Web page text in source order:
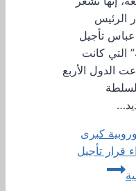
الرئيس
تأجيل
التي كانت
الدول الأربع
كبرى
قرار تأجيل